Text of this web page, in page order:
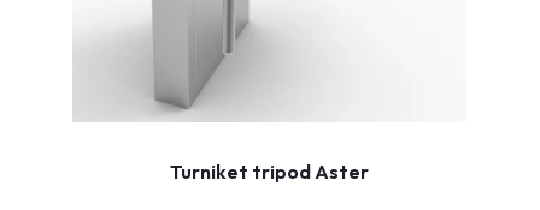
Turniket tripod Aster